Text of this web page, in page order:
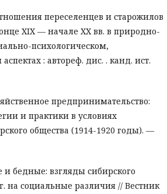
переселенцев и старожилов
XIX — начале XX вв. в природно-
психологическом,
: автореф. дис. . канд. ист.
предпринимательство:
и практики в условиях
общества (1914-1920 годы). —
и бедные: взгляды сибирского
на социальные различия // Вестник